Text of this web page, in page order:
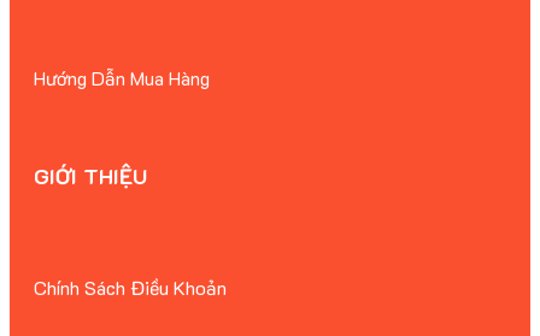
Hướng Dẫn Mua Hàng
GIỚI THIỆU
Chính Sách Điều Khoản